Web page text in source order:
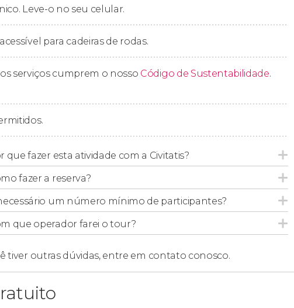
Leve-o no seu celular.
para cadeiras de rodas.
serviços cumprem o nosso Código de Sustentabilidade.
que fazer esta atividade com a Civitatis?
fazer a reserva?
um número mínimo de participantes?
que operador farei o tour?
tiver outras dúvidas, entre em contato conosco.